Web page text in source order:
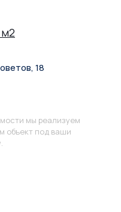
18
мы реализуем
объект под ваши